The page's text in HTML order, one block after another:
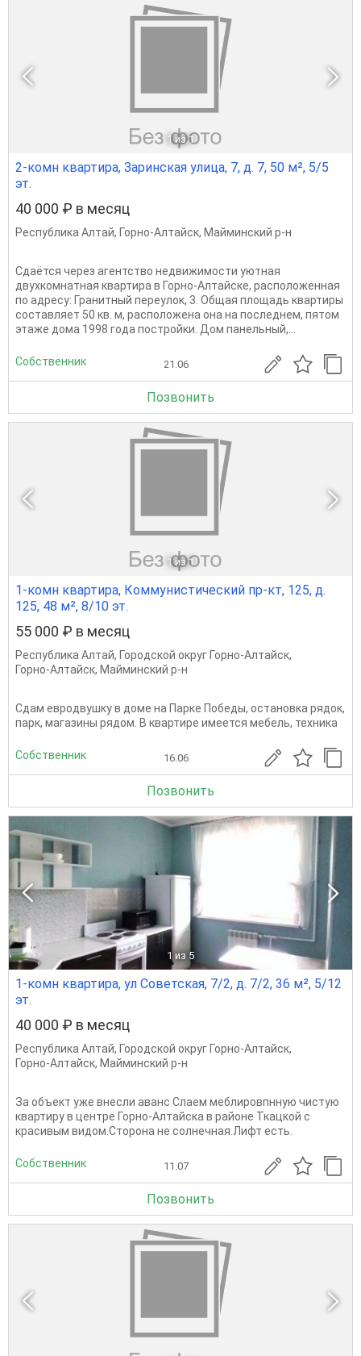
1 из 1
2-комн квартира, Заринская улица, 7, д. 7, 50 м², 5/5
эт.
40 000 ₽ в месяц
Республика Алтай, Горно-Алтайск, Майминский р-н
Сдаётся через агентство недвижимости уютная
двухкомнатная квартира в Горно-Алтайске, расположенная
по адресу: Гранитный переулок, 3. Общая площадь квартиры
составляет 50 кв. м, расположена она на последнем, пятом
этаже дома 1998 года постройки. Дом панельный,...
Собственник 21.06
Позвонить
1 из 1
1-комн квартира, Коммунистический пр-кт, 125, д.
125, 48 м², 8/10 эт.
55 000 ₽ в месяц
Республика Алтай, Городской округ Горно-Алтайск,
Горно-Алтайск, Майминский р-н
Сдам евродвушку в доме на Парке Победы, остановка рядок,
парк, магазины рядом. В квартире имеется мебель, техника
Собственник 16.06
Позвонить
1 из 5
1-комн квартира, ул Советская, 7/2, д. 7/2, 36 м², 5/12
эт.
40 000 ₽ в месяц
Республика Алтай, Городской округ Горно-Алтайск,
Горно-Алтайск, Майминский р-н
За объект уже внесли аванс Слаем меблировпнную чистую
квартиру в центре Горно-Алтайска в районе Ткацкой с
красивым видом.Сторона не солнечная.Лифт есть.
Собственник 11.07
Позвонить